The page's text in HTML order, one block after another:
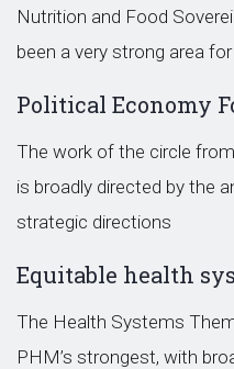
Nutrition and Food
been a very strong
Political
The work of the circle
is broadly directed by
strategic directions
Equitable health
The Health Systems
PHM’s strongest, with